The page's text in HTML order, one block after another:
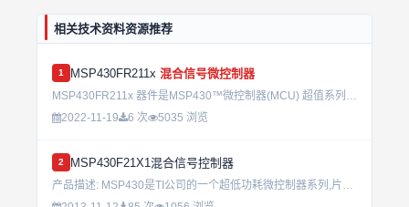
相关技术资料资源推荐
1 MSP430FR211x 混合信号微控制器
MSP430FR211x 器件是MSP430™微控制器(MCU) 超值系列对MSP430FRx 基于FRAM 的MCU 系列的 扩展，与采用3×3mm2 封装的同类8 位MCU 相比，RAM 容量最...
2022-11-19
6 次 5035 浏览
2 MSP430F21X1混合信号控制器
产品描述: MSP430是TI公司的一个超低功耗微控制器系列,片内组合了不同功能模块,可适应不同应用层次的需求,在硬件架构上,提供架构上,提供了五种低功耗模式,可最大限度的延长手持设备的电池寿命.MS...